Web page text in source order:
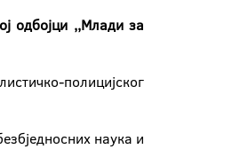
одбојци ,,Млади за
полицијскoг
наука и